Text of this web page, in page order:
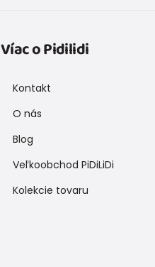
Víac o Pidilidi
Kontakt
O nás
Blog
Veľkoobchod PiDiLiDi
Kolekcie tovaru